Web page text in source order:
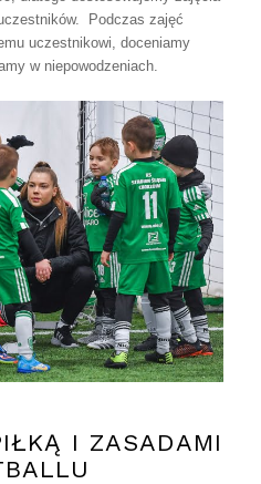
Podczas zajęć
uczestnikowi, doceniamy
w niepowodzeniach.
I ZASADAMI